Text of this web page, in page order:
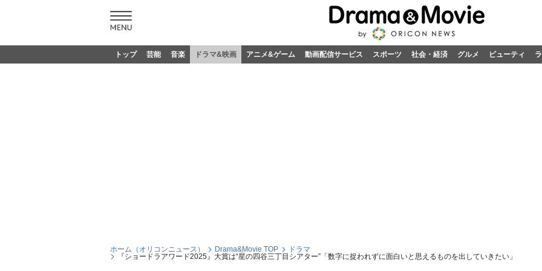
トップ 芸能 音楽 ドラマ&映画 アニメ&ゲーム 動画配信サービス スポーツ 社会・経済 グルメ ビューティ
ホーム（オリコンニュース） Drama&Movie TOP
ドラマ
『ショードラアワード2025』大賞は“星の四谷三丁目シアター”「数字に捉われずに面白いと思えるものを出していきたい」